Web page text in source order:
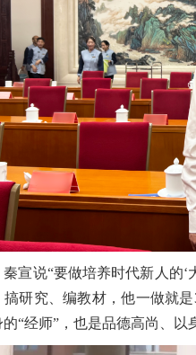
秦宣说“要做培养时代新人的‘
搞研究、编教材，他一做就
“经师”，也是品德高尚、以